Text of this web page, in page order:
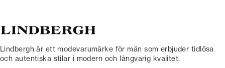
Lindbergh är ett modevarumärke för män som erbjuder tidlösa
och autentiska stilar i modern och långvarig kvalitet.